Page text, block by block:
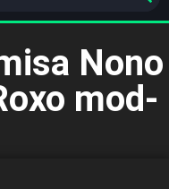
Nono
mod-